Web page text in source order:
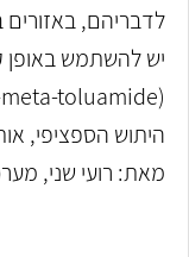
לדבריהם, באזורים
היתוש הספציפי,
מאת: רועי שני,